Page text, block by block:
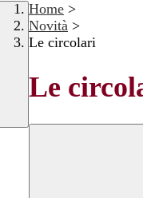
Home >
Novità >
Le circolari
Le